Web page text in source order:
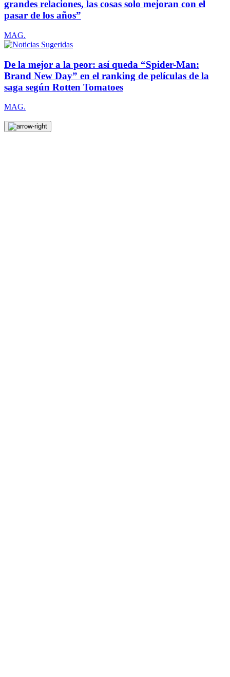
grandes relaciones, las cosas solo mejoran con el
pasar de los años”
MAG.
De la mejor a la peor: así queda “Spider-Man:
Brand New Day” en el ranking de películas de la
saga según Rotten Tomatoes
MAG.